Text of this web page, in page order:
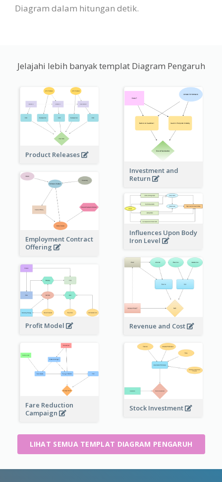
Diagram dalam hitungan detik.
Jelajahi lebih banyak templat Diagram Pengaruh
Product Releases
Investment and
Return
Employment Contract
Offering
Influences Upon Body
Iron Level
Revenue and Cost
Profit Model
Fare Reduction
Campaign
Stock Investment
LIHAT SEMUA TEMPLAT DIAGRAM PENGARUH